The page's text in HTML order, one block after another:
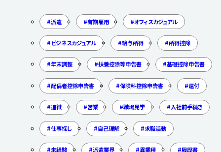
派遣 有期雇用 オフィスカジュアル
ビジネスカジュアル 給与所得 所得控除
年末調整 扶養控除等申告書 基礎控除申告書
配偶者控除申告書 保険料控除申告書 還付
追徴 営業 職場見学 入社前手続き
仕事探し 自己理解 求職活動
未経験 派遣業界 異業種 履歴書